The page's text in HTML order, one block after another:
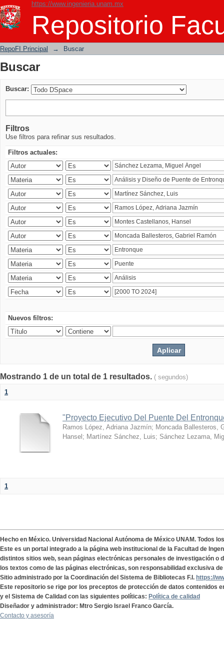
https://www.ingenieria.unam.mx
Repositorio
Buscar
RepoFI Principal → Buscar
Buscar
Buscar:
Filtros
Use filtros para refinar sus resultados.
Filtros actuales:
Nuevos filtros:
Mostrando 1 de un total de 1 resultados. ( segundos)
1
"Proyecto Ejecutivo Del Puente Del
Ramos López, Adriana Jazmín; Moncada Ballesteros,
Hansel ; Martínez Sánchez, Luis; Sánchez Lezama,
1
Hecho en México. Universidad Nacional Autónoma de México UNAM. Todos
Este es un portal integrado a la página web institucional de la Facultad de
distintos sitios web, sean páginas electrónicas personales de investigación o
los textos como de las páginas electrónicas, son responsabilidad exclusiva
Sitio administrado por la Coordinación del Sistema de Bibliotecas F.I. https://
Este repositorio se rige por los preceptos de protección de datos contenidos
y el Sistema de Calidad con las siguientes políticas: Política de calidad
Diseñador y administrador: Mtro Sergio Israel Franco García.
Contacto y asesoría